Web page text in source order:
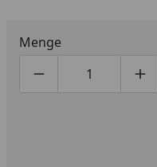
Menge
Produktmenge um